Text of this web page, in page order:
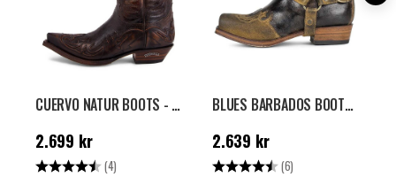
CUERVO NATUR BOOTS - BRUN
Pris:2.699 kr
2.699 kr
Vurdering: (4) 4.8 ud af 5 stjerner
BLUES BARBADOS BOOTS - BRUN
Pris:2.639 kr
2.639 kr
Vurdering: (6)